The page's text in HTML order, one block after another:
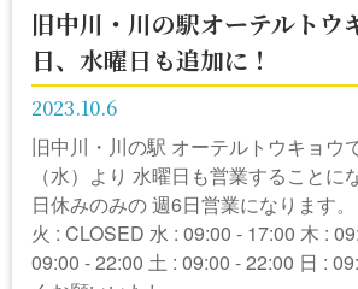
旧中川・川の駅オーテルトウ
日、水曜日も追加に！
2023.10.6
旧中川・川の駅 オーテルトウキョウ
（水）より 水曜日も営業することに
日休みのみの 週6日営業になります
火 : CLOSED 水 : 09:00 - 17:00 木 :
09:00 - 22:00 土 : 09:00 - 22:00 日 :